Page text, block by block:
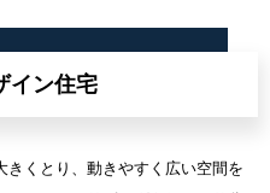
イン住宅
きくとり、動きやすく広い空間を